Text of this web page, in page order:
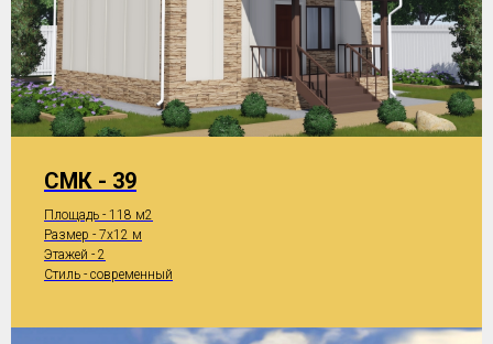
СМК - 39
Площадь - 118 м2
Размер - 7x12 м
Этажей - 2
Стиль - современный